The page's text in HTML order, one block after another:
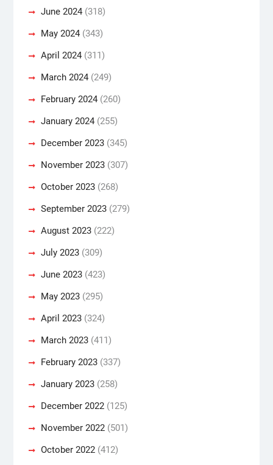
June 2024(318)
May 2024(343)
April 2024(311)
March 2024(249)
February 2024(260)
January 2024(255)
December 2023(345)
November 2023(307)
October 2023(268)
September 2023(279)
August 2023(222)
July 2023(309)
June 2023(423)
May 2023(295)
April 2023(324)
March 2023(411)
February 2023(337)
January 2023(258)
December 2022(125)
November 2022(501)
October 2022(412)